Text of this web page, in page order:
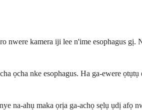
kamera iji lee n'ime esophagus gị.
ọcha nke esophagus. Ha ga-ewere
na-ahụ maka ọrịa ga-achọ sẹlụ ụdị afọ